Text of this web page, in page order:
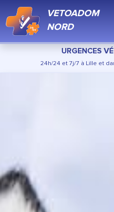
VETOADOM
NORD
URGENCES
24h/24 et 7j/7 à Lille et